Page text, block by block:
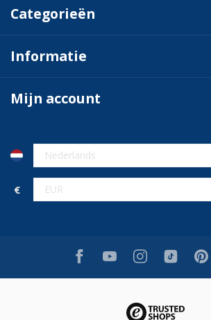
Categorieën
Informatie
Mijn account
€